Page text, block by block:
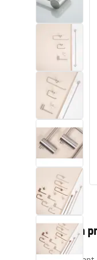
Vase
Cazi
Baterii
Dusuri
Bucatarie
Descrierea